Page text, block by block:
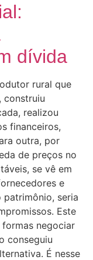
dívida
rural que
construiu
realizou
financeiros,
outra, por
de preços no
se vê em
e
seria
Este
negociar
conseguiu
É nesse